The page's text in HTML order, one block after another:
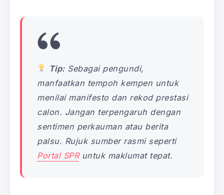
Tip:Sebagai pengundi,
manfaatkan tempoh kempen untuk
menilai manifesto dan rekod prestasi
calon. Jangan terpengaruh dengan
sentimen perkauman atau berita
palsu. Rujuk sumber rasmi seperti
Portal SPRuntuk maklumat tepat.